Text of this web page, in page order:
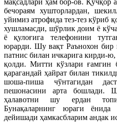
мақсадлари ҳам бор-ов. Қўчқор
бечораям хушторлардан,
уйимиз атрофида тез-тез кўриб
хушламасди, шўрлик доим ё
ё қулоғига телефонини
юрарди. Шу вақт Раънохон бир
патнис билан ичкарига кирди-
қолди. Митти кўзлари ғамгин
қарагандай ҳайрат билан
шоша-пиша чўнтагидан
пешонасини арта бошлади.
ҳалавотни шу ердан
Бунақаларнинг юраги
дейишади ҳамкасбларим андак